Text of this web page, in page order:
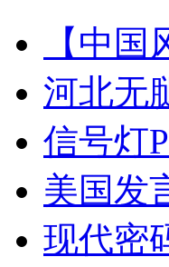
【中
河北无
信号灯
美国发
现代密